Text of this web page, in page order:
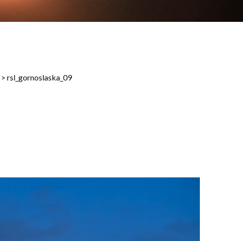
> rsl_gornoslaska_09